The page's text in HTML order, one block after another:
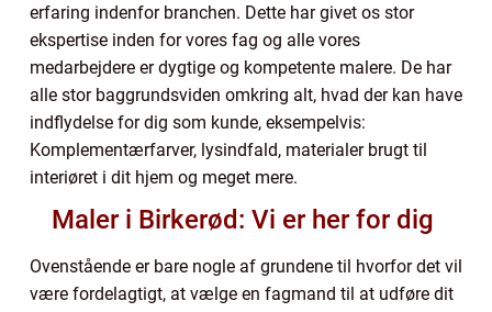
erfaring indenfor branchen. Dette har givet os stor
ekspertise inden for vores fag og alle vores
medarbejdere er dygtige og kompetente malere. De har
alle stor baggrundsviden omkring alt, hvad der kan have
indflydelse for dig som kunde, eksempelvis:
Komplementærfarver, lysindfald, materialer brugt til
interiøret i dit hjem og meget mere.
Maler i Birkerød: Vi er her for dig
Ovenstående er bare nogle af grundene til hvorfor det vil
være fordelagtigt, at vælge en fagmand til at udføre dit